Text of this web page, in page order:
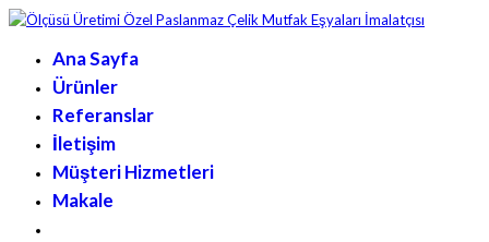
Ana Sayfa
Ürünler
Referanslar
İletişim
Müşteri Hizmetleri
Makale